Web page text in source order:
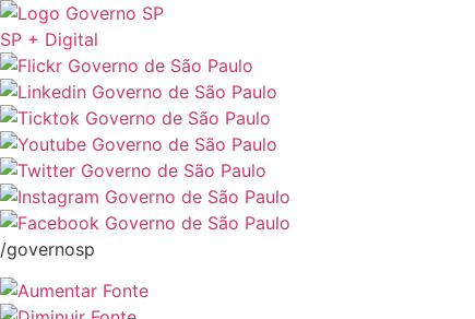
SP + Digital
/governosp